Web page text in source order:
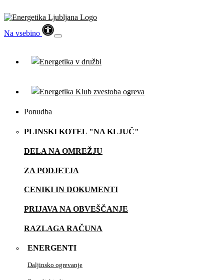
Na vsebino
Ponudba
PLINSKI KOTEL "NA KLJUČ"
DELA NA OMREŽJU
ZA PODJETJA
CENIKI IN DOKUMENTI
PRIJAVA NA OBVEŠČANJE
RAZLAGA RAČUNA
ENERGENTI
Daljinsko ogrevanje